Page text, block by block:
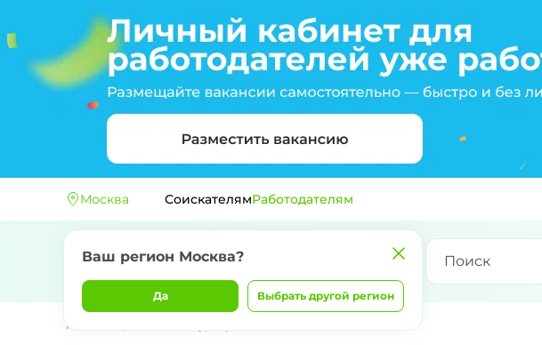
Москва
Ваш регион Москва?
Да Выбрать другой регион
СоискателямРаботодателям
Главная